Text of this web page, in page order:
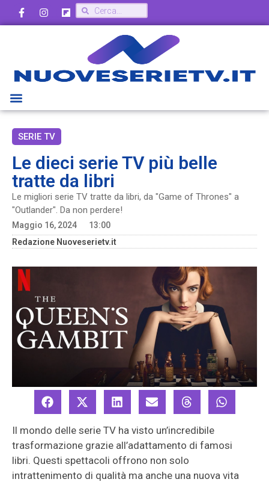
SERIE TV
Le dieci serie TV più belle
tratte da libri
Le migliori serie TV tratte da libri, da "Game of Thrones" a
"Outlander". Da non perdere!
Maggio 16, 2024
13:00
Redazione Nuoveserietv.it
Il mondo delle serie TV ha visto un’incredibile
trasformazione grazie all’adattamento di famosi
libri. Questi spettacoli offrono non solo
intrattenimento di qualità ma anche una nuova vita